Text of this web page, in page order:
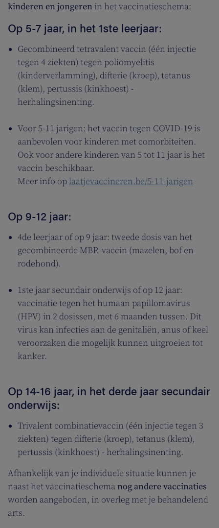
kinderen en jongeren in het vaccinatieschema:
Op 5-7 jaar, in het 1ste leerjaar:
Gecombineerd tetravalent vaccin (één injectie
tegen 4 ziekten) tegen poliomyelitis
(kinderverlamming), difterie (kroep), tetanus
(klem), pertussis (kinkhoest) -
herhalingsinenting.
Voor 5-11 jarigen: het vaccin tegen COVID-19 is
aanbevolen voor kinderen met comorbiteiten.
Ook voor andere kinderen van 5 tot 11 jaar is het
vaccin beschikbaar.
Meer info op laatjevaccineren.be/5-11-jarigen
Op 9-12 jaar:
4de leerjaar of op 9 jaar: tweede dosis van het
gecombineerde MBR-vaccin (mazelen, bof en
rodehond).
1ste jaar secundair onderwijs of op 12 jaar:
vaccinatie tegen het humaan papillomavirus
(HPV) in 2 dosissen, met 6 maanden tussen. Dit
virus kan infecties aan de genitaliën, anus of keel
veroorzaken die mogelijk kunnen uitgroeien tot
kanker.
Op 14-16 jaar, in het derde jaar secundair
onderwijs:
Trivalent combinatievaccin (één injectie tegen 3
ziekten) tegen difterie (kroep), tetanus (klem),
pertussis (kinkhoest) - herhalingsinenting.
Afhankelijk van je individuele situatie kunnen je
naast het vaccinatieschemanog andere vaccinaties
worden aangeboden, in overleg met je behandelend
arts.